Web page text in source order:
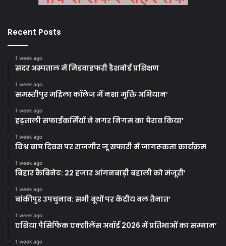
Recent Posts
1 week ago
सदर अस्पताल में मिडवाइफरी डैशबोर्ड प्रशिक्षण
1 week ago
समस्तीपुर महिला कॉलेज में नशा मुक्ति अभियान’
1 week ago
हड़ताली सफाईकर्मियों ने नगर निगम का घेराव किया’
1 week ago
विश्व बाघ दिवस पर राजगीर जू सफारी में जागरूकता कार्यक्रम
1 week ago
बिहार कैबिनेट: 22 हजार आंगनबाड़ी बहाली को मंजूरी’
1 week ago
बांकीपुर उपचुनाव: सभी बूथों पर केंद्रीय बल तैनात’
1 week ago
एशिया पैसिफिक एक्सीलेंस अवॉर्ड 2026 में प्रतिभाओं का सम्मान’
1 week ago